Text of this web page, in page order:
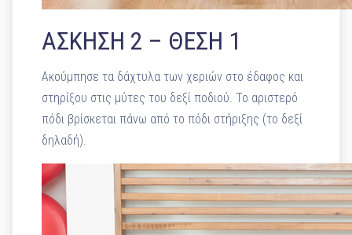
ΑΣΚΗΣΗ 2 – ΘΕΣΗ 1
Ακούμπησε τα δάχτυλα των χεριών στο έδαφος και
στηρίξου στις μύτες του δεξί ποδιού. Το αριστερό
πόδι βρίσκεται πάνω από το πόδι στήριξης (το δεξί
δηλαδή).